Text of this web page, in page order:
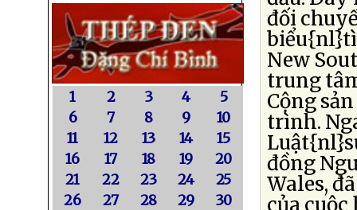
1 2 3 4
5
6
7 8 9
10
11
12 13 14
15
16
17 18 19
20
21
22 23 24
25
26
27 28 29
30
đối
New
trung
Cộng
trình.
đồng
Wales,
của